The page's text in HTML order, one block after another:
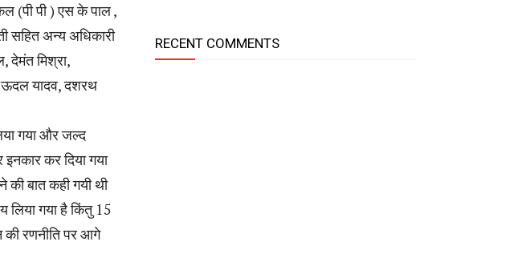
(पी पी ) एस के पाल ,
सहित अन्य अधिकारी
देमंत मिश्रा,
ऊदल यादव, दशरथ
गया और जल्द
इनकार कर दिया गया
की बात कही गयी थी
लिया गया है किंतु 15
की रणनीति पर आगे
RECENT COMMENTS